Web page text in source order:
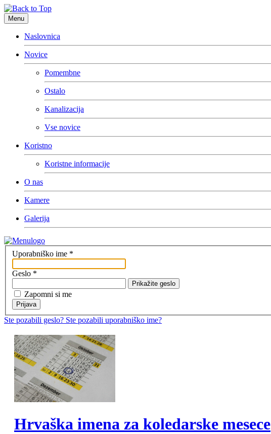
Menu
Naslovnica
Novice
Pomembne
Ostalo
Kanalizacija
Vse novice
Koristno
Koristne informacije
O nas
Kamere
Galerija
Uporabniško ime *
Geslo *
Prikažite geslo
Zapomni si me
Prijava
Ste pozabili geslo? Ste pozabili uporabniško ime?
Hrvaška imena za koledarske mesece